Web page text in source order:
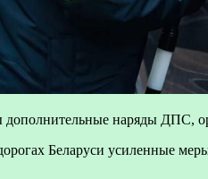
дополнительные наряды ДПС,
Беларуси усиленные